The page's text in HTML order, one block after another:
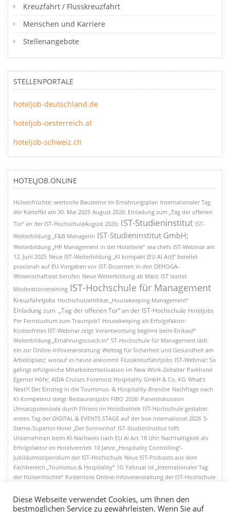
Kreuzfahrt / Flusskreuzfahrt
Menschen und Karriere
Stellenangebote
STELLENPORTALE
hoteljob-deutschland.de
hoteljob-oesterreich.at
hoteljob-schweiz.ch
HOTELJOB.ONLINE
Hülsenfrüchte: wertvolle Bausteine im Ernährungsplan Internationaler Tag
der Kartoffel am 30. Mai 2025 August 2026: Einladung zum „Tag der offenen
Tür“ an der IST-HochschuleAugust 2026: IST-Studieninstitut IST-
Weiterbildung „F&B Managerin IST-Studieninstitut GmbH;
Weiterbildung „HR Management in der Hotellerie“ sea chefs IST-Webinar am
12. Juni 2025 Neue IST-Weiterbildung „KI kompakt (EU AI Act)“ bereitet
praxisnah auf EU-Vorgaben vor IST-Dozenten in den DEHOGA-
Wissenschaftsrat berufen Neue Weiterbildung ab März: IST startet
Moderationstraining IST-Hochschule für Management
Kreuzfahrtjobs Hochschulzertifikat „Housekeeping Management“
Einladung zum „Tag der offenen Tür“ an der IST-Hochschule Hoteljobs
Per Fernstudium zum Traumjob? Housekeeping als Erfolgsfaktor:
Kostenfreies IST-Webinar zeigt Verantwortung beginnt beim Einkauf“
Weiterbildung „Ernährungscoach:in“ ST-Hochschule für Management lädt
ein zur Online-Infoveranstaltung Welttag für Sicherheit und Gesundheit am
Arbeitsplatz; worauf es heute ankommt Flusskreuzfahrtjobs IST-Webinar: So
gelingt erfolgreiche Mitarbeitermotivation im New Work-Zeitalter Parkhotel
Egerner Höfe; AIDA Cruises Foremost Hospitality GmbH & Co. KG What’s
Next?! Der Einstieg in die Tourismus- & Hospitality-Branche Nachfrage nach
KI-Kompetenz steigt Restaurantjobs FIBO 2026: Paneldiskussion
Umsatzpotenziale durch Fitness im Hotelbetrieb IST-Hochschule gestaltet
ersten Tag der DIGITAL & EVENTS STAGE auf der boe international 2026 5-
Sterne-Superior-Hotel „Der Sonnenhof IST-Studieninstitut hilft
Unternehmen beim KI-Nachweis nach EU AI Act 18 Uhr: Nachhaltigkeit als
Erfolgsfaktor im Hotelvertrieb 10 Jahre „Hospitality Controlling“-
Jubiläumsstipendium der IST-Hochschule Neue IST-Podcasts aus dem
Fachbereich „Tourismus & Hospitality“ 10. Februar ist „Internationaler Tag
der Hülsenfrüchte“ Kostenlose Online-Infoveranstaltung der IST-Hochschule
Hochschule zur beliebtesten Fernhochschule gewählt
IST-Webinar am 05.
Mai 2025; HR-Management in der Hotellerie:Zwischen Gastlichkeit und
Diese Webseite verwendet Cookies, um Ihnen den
bestmöglichen Service zu gewährleisten. Wenn Sie auf